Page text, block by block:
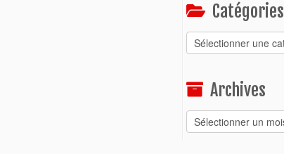
Catégories
Catégories
Archives
Archives